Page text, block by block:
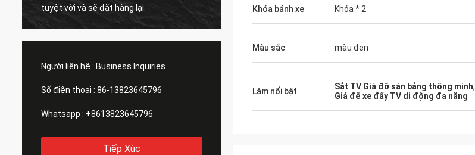
tuyệt vời và sẽ đặt hàng lại.
nhiều hơn
Người liên hệ : Business Inquiries
Số điện thoại : 86-13823645796
Whatsapp : +8613823645796
Tiếp Xúc
Khóa bánh xe Khóa * 2
Màu sắc màu đen
Làm nổi bật Sắt TV Giá đỡ sàn bảng thông minh,
Giá để xe đẩy TV di động đa năng